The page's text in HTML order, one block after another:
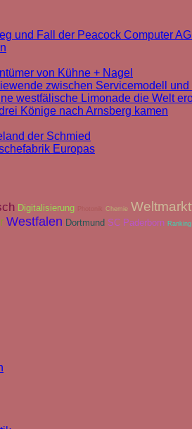
und Fall der Peacock Computer
von Kühne + Nagel
zwischen Servicemodell
westfälische Limonade die Welt
Könige nach Arnsberg kamen
der Schmied
Europas
Digitalisierung Chemie
Westfalen Dortmund SC Paderborn Ranking